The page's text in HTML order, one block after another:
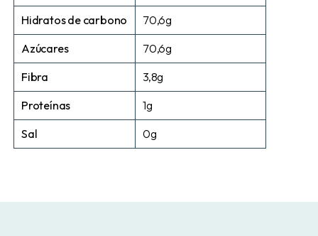
Hidratos de carbono
70,6g
Azúcares
70,6g
Fibra
3,8g
Proteínas
1g
Sal
0g